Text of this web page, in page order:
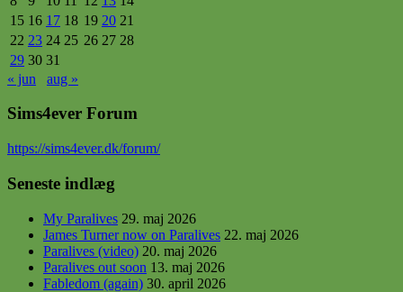
15 16 17 18 19 20 21
22 23 24 25 26 27 28
29 30 31
« jun
aug »
Sims4ever Forum
https://sims4ever.dk/forum/
Seneste indlæg
My Paralives 29. maj 2026
James Turner now on Paralives 22. maj 2026
Paralives (video) 20. maj 2026
Paralives out soon 13. maj 2026
Fabledom (again) 30. april 2026